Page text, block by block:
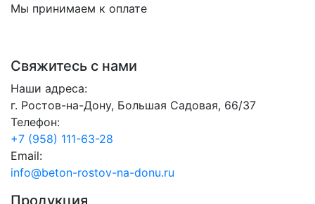
Мы принимаем к оплате
Свяжитесь с нами
Наши адреса:
г. Ростов-на-Дону, Большая Садовая, 66/37
Телефон:
+7 (958) 111-63-28
Email:
info@beton-rostov-na-donu.ru
Продукция